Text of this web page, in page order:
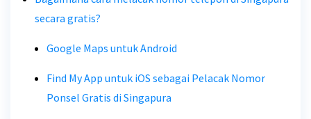
secara gratis?
Google Maps untuk Android
Find My App untuk iOS sebagai Pelacak Nomor
Ponsel Gratis di Singapura